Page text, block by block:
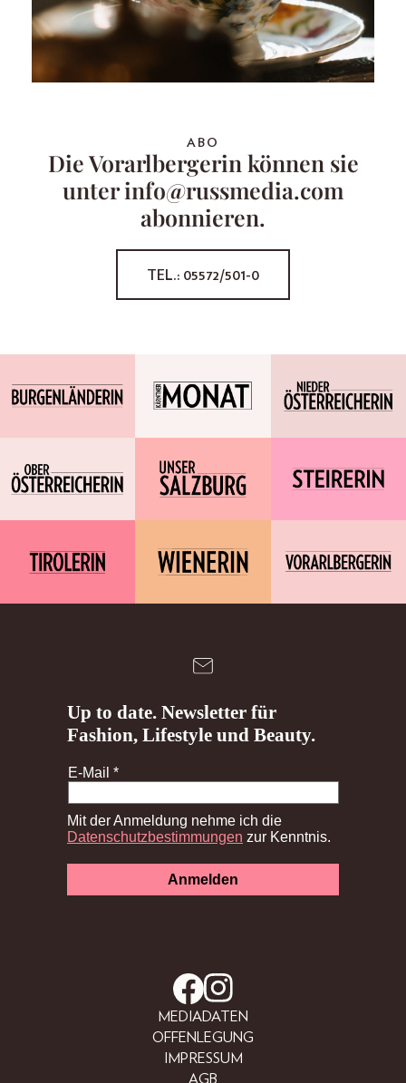
ABO
Die Vorarlbergerin können sie
unter info@russmedia.com
abonnieren.
TEL.: 05572/501-0
MEDIADATEN
OFFENLEGUNG
IMPRESSUM
AGB